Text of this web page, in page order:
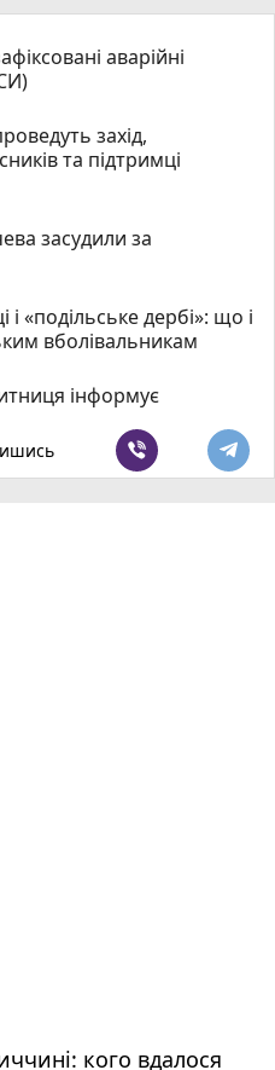
аварійні
захід,
та підтримці
засудили за
«подільське дербі»: що і
вболівальникам
інформує
кого вдалося